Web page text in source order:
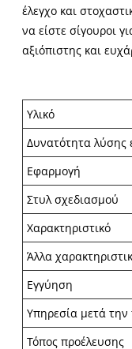
έλεγχο και
να είστε σίγουροι
αξιόπιστης και
Υλικό
Δυνατότητα λύσης
Εφαρμογή
Στυλ σχεδιασμού
Χαρακτηριστικό
Άλλα
Εγγύηση
Υπηρεσία μετά
Τόπος προέλευσης